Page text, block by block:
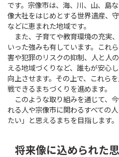
です。宗像市は、海、川、山、島
像大社をはじめとする世界遺産、
などに恵まれた地域です。
また、子育てや教育環境の充実
いった強みも有しています。これ
害や犯罪のリスクの抑制、人と人
える地域づくりなど、誰もが安心
向上させます。その上で、これら
戦できるまちづくりを進めます。
このような取り組みを通じて、
れる人や宗像市に関わるすべての
たい」と思えるまちを目指します。
将来像に込められた